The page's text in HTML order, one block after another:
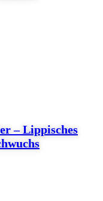
– Lippisches